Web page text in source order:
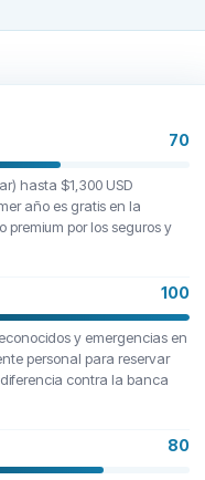
respect they deserve.If this is
those customers decide to take
70
hasta $1,300 USD
año es gratis en la
premium por los seguros y
100
y emergencias en
personal para reservar
contra la banca
80